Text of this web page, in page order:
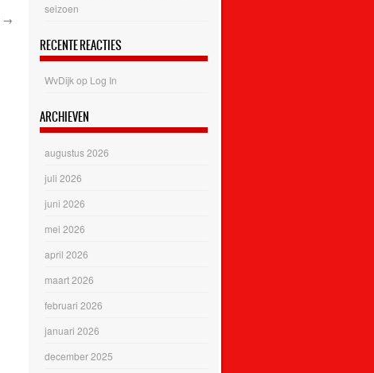
→
seizoen
RECENTE REACTIES
WvDijk op Log In
ARCHIEVEN
augustus 2026
juli 2026
juni 2026
mei 2026
april 2026
maart 2026
februari 2026
januari 2026
december 2025